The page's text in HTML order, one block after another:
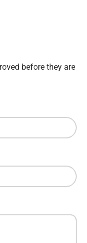
before they are